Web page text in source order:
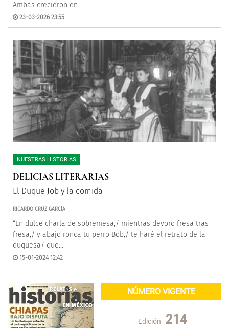
Ambas crecieron en...
23-03-2026 23:55
NUESTRAS HISTORIAS
DELICIAS LITERARIAS
El Duque Job y la comida
RICARDO CRUZ GARCÍA
“En dulce charla de sobremesa,/ mientras devoro fresa tras
fresa,/ y abajo ronca tu perro Bob,/ te haré el retrato de la
duquesa/ que...
15-01-2024 12:42
NÚMERO VIGENTE
Edición 214